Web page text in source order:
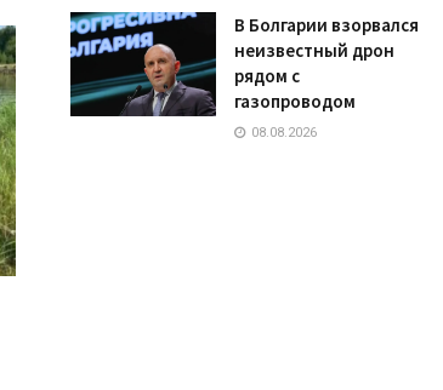
В Болгарии взорвался
неизвестный дрон
рядом с
газопроводом
08.08.2026